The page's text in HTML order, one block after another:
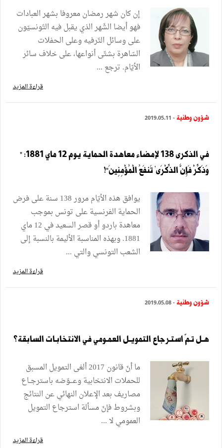
إن كان شهر رمضان معروفا بشهر العبادات
فهو أيضا الشّهر الذي يقبل فيه التّونسيّون
على وسائل التّرفيه وعلى الحفلات
السّاهرة بشتّى أنواعها، على خلاف سائر
الأيّام. ترجع ...
قراءة المزيد
شؤون وطنية - 2019.05.11
في الذكرى 138 لإمضاء معاهدة الحماية يوم 12 ماي 1881: "
وَذَكِّرْ فَإِنَّ الذِّكْرَىٰ تَنفَعُ الْمُؤْمِنِينَ"!
يوافق هذه الأيّام مرور 138 سنة على فرض
الحماية الفرنسية على تونس بموجب
معاهدة باردو أو قصر السعيد في 12 ماي
1881. وبهذه المناسبة الأليمة بالنسبة إلى
الشعب التونسي والتي ...
قراءة المزيد
شؤون وطنية - 2019.05.08
هـل تـمّ استـرجاع التمويـل العمـومي في الانتخابـات السابقة؟
ما أنّ قانون 2017 ألغى التمويل المسبق
للحملات الانتخابية وعـــوّضه باسترجــاع
مصاريف بعد الإعلان النهائي عن النتائج
وبشروط فإنّ مسألة استرجاع التمويل
العمومي لا ...
قراءة المزيد